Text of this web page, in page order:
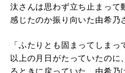
汰さんは思わず立ち止まって
感じたのか振り向いた由希乃
「ふたりとも固まってしま
以上の月日がたっていたのに
るときに戻っていた。由希乃